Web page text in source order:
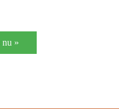
»